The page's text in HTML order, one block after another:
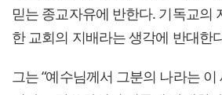
믿는 종교자유에 반한다. 기독교의
한 교회의 지배라는 생각에 반대한
그는 “예수님께서 그분의 나라는